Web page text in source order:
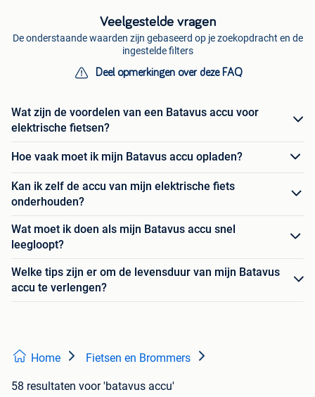
Veelgestelde vragen
De onderstaande waarden zijn gebaseerd op je zoekopdracht en de
ingestelde filters
Deel opmerkingen over deze FAQ
Wat zijn de voordelen van een Batavus accu voor
elektrische fietsen?
Hoe vaak moet ik mijn Batavus accu opladen?
Kan ik zelf de accu van mijn elektrische fiets
onderhouden?
Wat moet ik doen als mijn Batavus accu snel
leegloopt?
Welke tips zijn er om de levensduur van mijn Batavus
accu te verlengen?
Home Fietsen en Brommers
58 resultaten voor 'batavus accu'